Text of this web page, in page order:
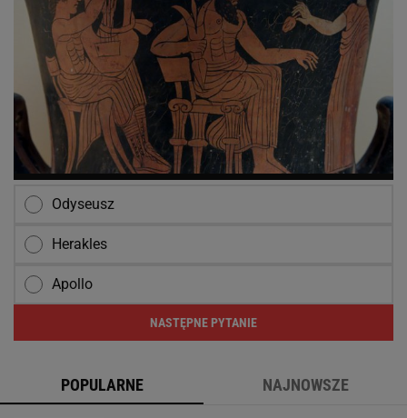
Odyseusz
Herakles
Apollo
NASTĘPNE PYTANIE
POPULARNE NAJNOWSZE